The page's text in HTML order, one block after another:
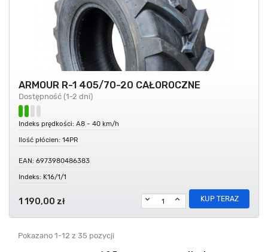
ARMOUR R-1 405/70-20 CAŁOROCZNE
Dostępność (1-2 dni)
Indeks prędkości: A8 - 40 km/h
Ilość płócien: 14PR
EAN: 6973980486383
Indeks: K16/1/1
1 190,00 zł KUP TERAZ
Pokazano 1-12 z 35 pozycji